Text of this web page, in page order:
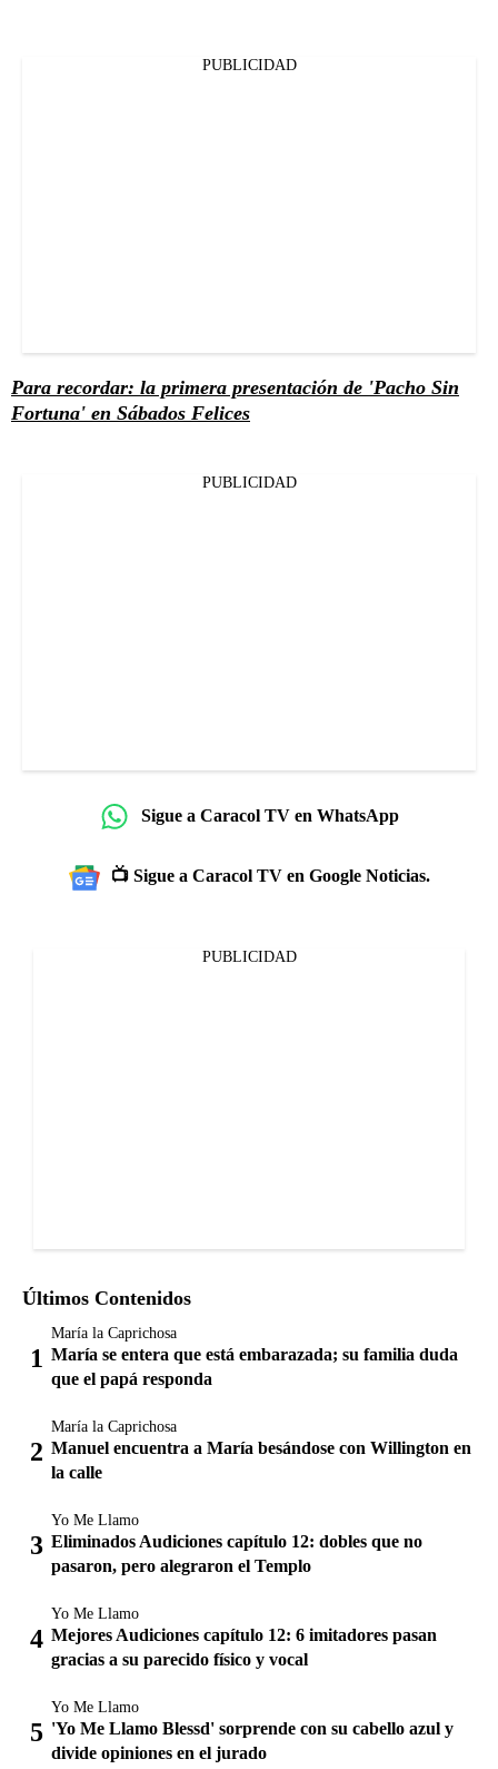
PUBLICIDAD
Para recordar: la primera presentación de 'Pacho Sin
Fortuna' en Sábados Felices
PUBLICIDAD
Sigue a Caracol TV en WhatsApp
📺 Sigue a Caracol TV en Google Noticias.
PUBLICIDAD
Últimos Contenidos
María la Caprichosa
María se entera que está embarazada; su familia duda
que el papá responda
María la Caprichosa
Manuel encuentra a María besándose con Willington en
la calle
Yo Me Llamo
Eliminados Audiciones capítulo 12: dobles que no
pasaron, pero alegraron el Templo
Yo Me Llamo
Mejores Audiciones capítulo 12: 6 imitadores pasan
gracias a su parecido físico y vocal
Yo Me Llamo
'Yo Me Llamo Blessd' sorprende con su cabello azul y
divide opiniones en el jurado